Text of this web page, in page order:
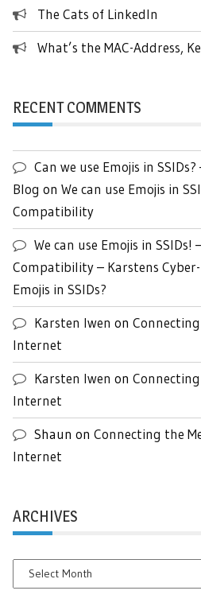
The Cats of LinkedIn
What’s the MAC-Address,
RECENT COMMENTS
Can we use Emojis in
Blog on We can use Emojis in
Compatibility
We can use Emojis in SSIDs!
Compatibility – Karstens
Emojis in SSIDs?
Karsten Iwen on
Internet
Karsten Iwen on
Internet
Shaun on Connecting the
Internet
ARCHIVES
Archives